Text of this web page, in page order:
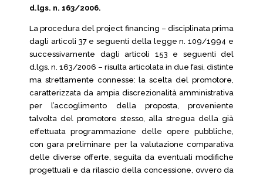
d.lgs. n. 163/2006.
La procedura del project financing – disciplinata prima
dagli articoli 37 e seguenti della legge n. 109/1994 e
successivamente dagli articoli 153 e seguenti del
d.lgs. n. 163/2006 – risulta articolata in due fasi, distinte
ma strettamente connesse: la scelta del promotore,
caratterizzata da ampia discrezionalità amministrativa
per l’accoglimento della proposta, proveniente
talvolta del promotore stesso, alla stregua della già
effettuata programmazione delle opere pubbliche,
con gara preliminare per la valutazione comparativa
delle diverse offerte, seguita da eventuali modifiche
progettuali e da rilascio della concessione, ovvero da